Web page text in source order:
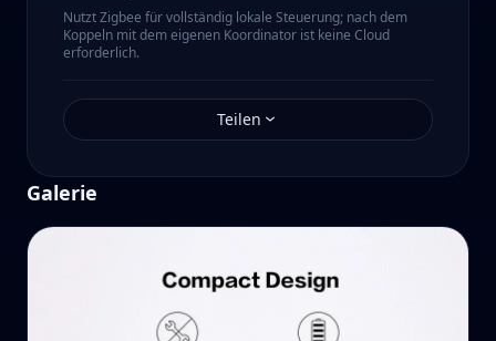
Nutzt Zigbee für vollständig lokale Steuerung; nach dem
Koppeln mit dem eigenen Koordinator ist keine Cloud
erforderlich.
Teilen
Galerie